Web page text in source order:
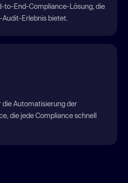
to-End-Compliance-Lösung, die
Erlebnis bietet.
die Automatisierung der
die jede Compliance schnell